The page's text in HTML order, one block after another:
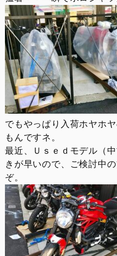
でもやっぱり入荷ホヤホ
もんですネ。
最近、Ｕｓｅｄモデル（
きが早いので、ご検討中
ぞ。